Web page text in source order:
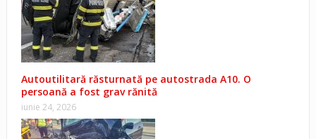
Autoutilitară răsturnată pe autostrada A10. O
persoană a fost grav rănită
iunie 24, 2026